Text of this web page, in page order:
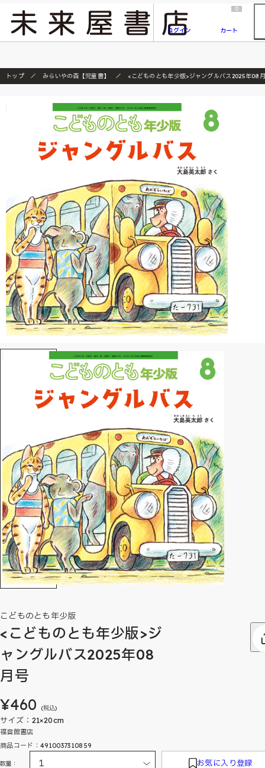
『ONE PIECE magazine 021 ONE PIECEカード付き同梱版』発売延期のご案内
ログイン
0
カート
トップ みらいやの森【児童書】 <こどものとも年少版>ジャングルバス2025年08
こどものとも年少版
<こどものとも年少版>ジ
ャングルバス2025年08
月号
¥460 (税込)
サイズ：21×20cm
福音館書店
商品コード：4910037310859
数量： お気に入り登録